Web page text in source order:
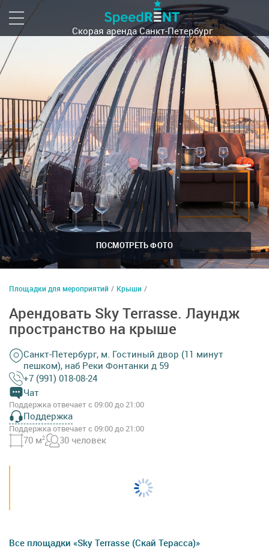
Скорая арендаСанкт-Петербург
ПОСМОТРЕТЬ ФОТО
Площадки для мероприятий / Крыши /
Арендовать Sky Terrasse. Лаундж
пространство на крыше
Санкт-Петербург, м. Гостиный двор (11 минут
пешком), наб Реки Фонтанки д 59
+7 (991) 018-08-24
Чат
Поддержка отвечает с 09:00 до 21:00
Поддержка
Поддержка отвечает с 09:00 до 21:00
70 м2 30 человек
Все площадки «Sky Terrasse (Скай Терасса)»